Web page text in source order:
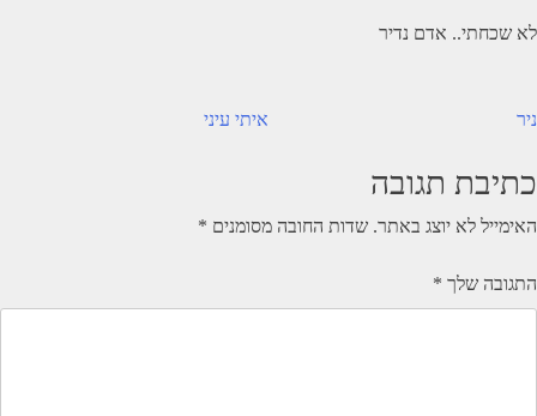
לא שכחתי.. אדם נדיר
ניווט איתי עיני ניר
כתיבת תגובה
האימייל לא יוצג באתר. שדות החובה מסומנים *
התגובה שלך *